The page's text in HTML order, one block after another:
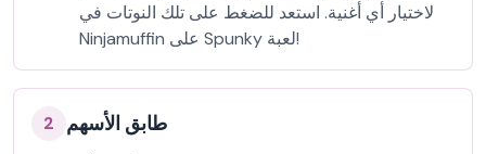
لاختيار أي أغنية. استعد للضغط على تلك النوتات في
Ninjamuffin على Spunky لعبة!
2 طابق الأسهم